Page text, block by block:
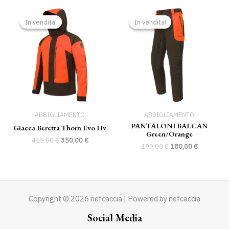
In vendita!
In vendita!
ABBIGLIAMENTO
Giacca Beretta Thorn Evo Hv
415,00€
Il
prezzo
originale
era:
415,00 €.
350,00 €
In vendita!
In vendita!
ABBIGLIAMENTO
PANTALONI BALCAN
Green/orange
199,00€
Il
prezzo
originale
era:
199,00 €.
180,00 €
Copyright © 2026 nefcaccia | Powered by nefcaccia
Social Media